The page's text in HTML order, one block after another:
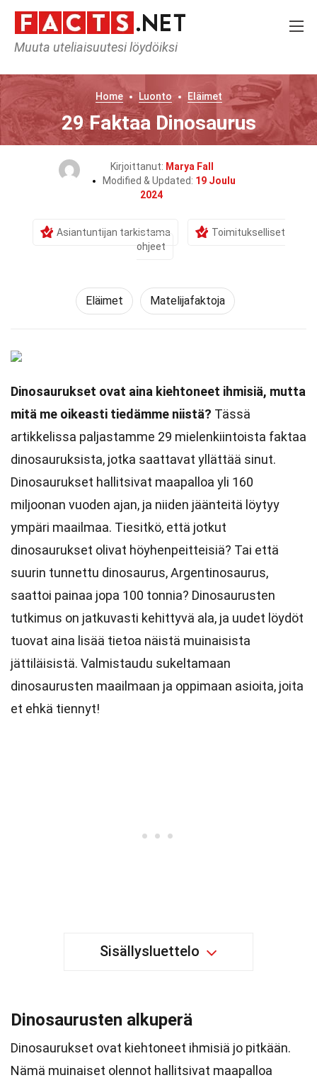
Muuta uteliaisuutesi löydöiksi
Home Luonto Eläimet
29 Faktaa Dinosaurus
Kirjoittanut: Marya Fall
Modified & Updated: 19 Joulu
2024
Asiantuntijan tarkistama
Toimitukselliset
ohjeet
Eläimet Matelijafaktoja
Dinosaurukset ovat aina kiehtoneet ihmisiä, mutta
mitä me oikeasti tiedämme niistä? Tässä
artikkelissa paljastamme 29 mielenkiintoista faktaa
dinosauruksista, jotka saattavat yllättää sinut.
Dinosaurukset hallitsivat maapalloa yli 160
miljoonan vuoden ajan, ja niiden jäänteitä löytyy
ympäri maailmaa. Tiesitkö, että jotkut
dinosaurukset olivat höyhenpeitteisiä? Tai että
suurin tunnettu dinosaurus, Argentinosaurus,
saattoi painaa jopa 100 tonnia? Dinosaurusten
tutkimus on jatkuvasti kehittyvä ala, ja uudet löydöt
tuovat aina lisää tietoa näistä muinaisista
jättiläisistä. Valmistaudu sukeltamaan
dinosaurusten maailmaan ja oppimaan asioita, joita
et ehkä tiennyt!
Sisällysluettelo
Dinosaurusten alkuperä
Dinosaurukset ovat kiehtoneet ihmisiä jo pitkään.
Nämä muinaiset olennot hallitsivat maapalloa